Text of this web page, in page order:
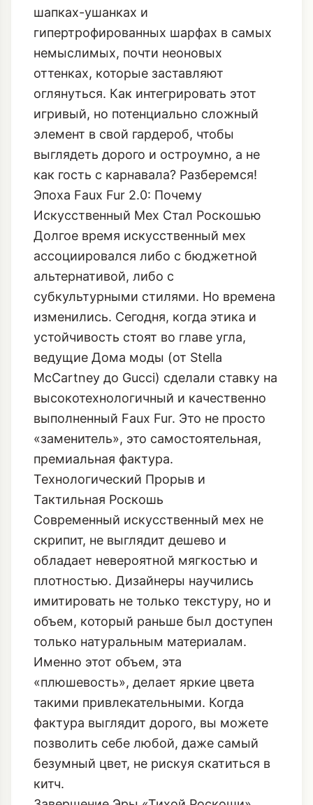
шапках-ушанках и
гипертрофированных шарфах в самых
немыслимых, почти неоновых
оттенках, которые заставляют
оглянуться. Как интегрировать этот
игривый, но потенциально сложный
элемент в свой гардероб, чтобы
выглядеть дорого и остроумно, а не
как гость с карнавала? Разберемся!
Эпоха Faux Fur 2.0: Почему
Искусственный Мех Стал Роскошью
Долгое время искусственный мех
ассоциировался либо с бюджетной
альтернативой, либо с
субкультурными стилями. Но времена
изменились. Сегодня, когда этика и
устойчивость стоят во главе угла,
ведущие Дома моды (от Stella
McCartney до Gucci) сделали ставку на
высокотехнологичный и качественно
выполненный Faux Fur. Это не просто
«заменитель», это самостоятельная,
премиальная фактура.
Технологический Прорыв и
Тактильная Роскошь
Современный искусственный мех не
скрипит, не выглядит дешево и
обладает невероятной мягкостью и
плотностью. Дизайнеры научились
имитировать не только текстуру, но и
объем, который раньше был доступен
только натуральным материалам.
Именно этот объем, эта
«плюшевость», делает яркие цвета
такими привлекательными. Когда
фактура выглядит дорого, вы можете
позволить себе любой, даже самый
безумный цвет, не рискуя скатиться в
китч.